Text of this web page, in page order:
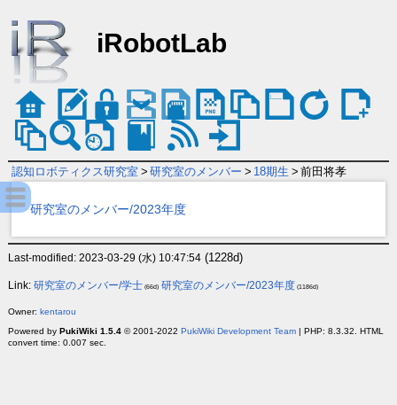
iRobotLab
認知ロボティクス研究室 > 研究室のメンバー > 18期生 > 前田将孝
研究室のメンバー/2023年度
Last-modified: 2023-03-29 (水) 10:47:54(1228d)
Link: 研究室のメンバー/学士(66d) 研究室のメンバー/2023年度 (1186d)
Owner: kentarou
Powered by PukiWiki 1.5.4© 2001-2022 PukiWiki Development Team| PHP: 8.3.32. HTML
convert time: 0.007 sec.